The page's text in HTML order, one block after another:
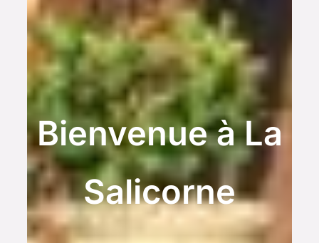
Bienvenue à La
Salicorne